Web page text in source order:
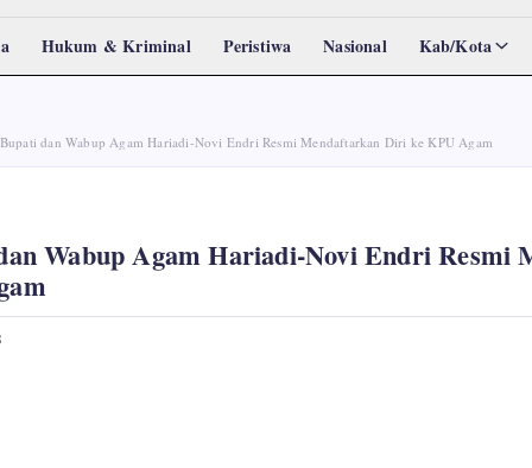
Hukum & Kriminal Peristiwa Nasional Kab/Kota
dan Wabup Agam Hariadi-Novi Endri Resmi Mendaftarkan Diri ke KPU Agam
Wabup Agam Hariadi-Novi Endri Resmi